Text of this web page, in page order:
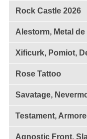
Rock Castle 2026
Alestorm, Metal de
Xificurk, Pomiot,
Rose Tattoo
Savatage,
Testament,
Agnostic Front,